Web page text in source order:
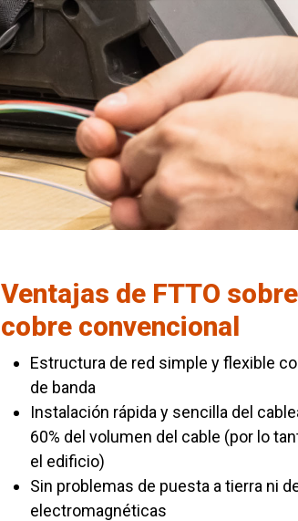
Ventajas de FTTO
cobre convencional
Estructura de red simple y flexible
de banda
Instalación rápida y sencilla del
60% del volumen del cable (por lo
el edificio)
Sin problemas de puesta a tierra ni
electromagnéticas